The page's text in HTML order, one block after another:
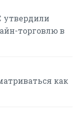
утвердили
торговлю в
как